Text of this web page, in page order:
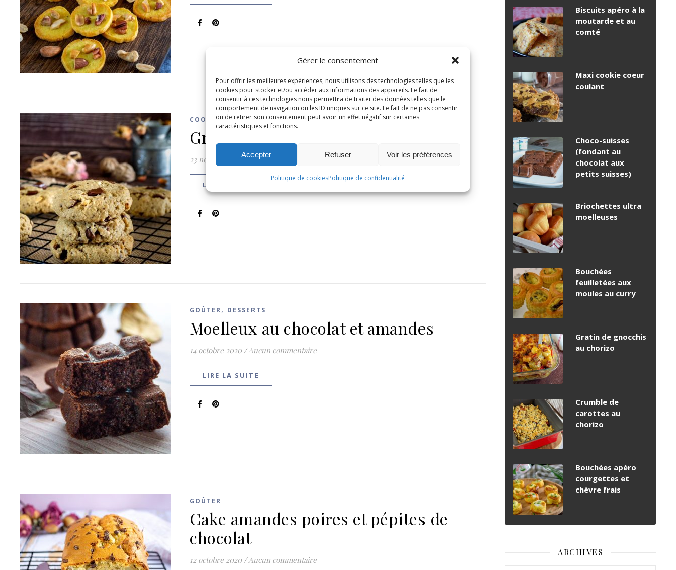
Gérer le consentement
Pour offrir les meilleures expériences, nous utilisons des technologies telles que les
cookies pour stocker et/ou accéder aux informations des appareils. Le fait de
consentir à ces technologies nous permettra de traiter des données telles que le
comportement de navigation ou les ID uniques sur ce site. Le fait de ne pas consentir
ou de retirer son consentement peut avoir un effet négatif sur certaines
caractéristiques et fonctions.
Accepter Refuser Voir les préférences
Politique de cookiesPolitique de confidentialité
COOKIES
Gros cookies amandes et chocolat
23 novembre 2022 / 10 Commentaires
LIRE LA SUITE
GOÛTER, DESSERTS
Moelleux au chocolat et amandes
14 octobre 2020 /Aucun commentaire
LIRE LA SUITE
GOÛTER
Cake amandes poires et pépites de
chocolat
12 octobre 2020 /Aucun commentaire
Biscuits apéro à la
moutarde et au
comté
Maxi cookie coeur
coulant
Choco-suisses
(fondant au
chocolat aux
petits suisses)
Briochettes ultra
moelleuses
Bouchées
feuilletées aux
moules au curry
Gratin de gnocchis
au chorizo
Crumble de
carottes au
chorizo
Bouchées apéro
courgettes et
chèvre frais
ARCHIVES